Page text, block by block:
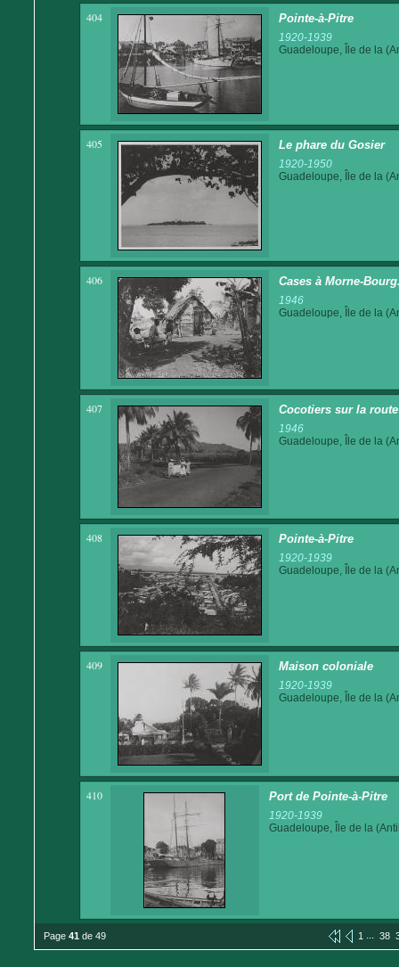
404 Pointe-à-Pitre
1920-1939
Guadeloupe, Île de la
405 Le phare du Gosier
1920-1950
Guadeloupe, Île de la
406 Cases à Morne-
1946
Guadeloupe, Île de la
407 Cocotiers sur la
1946
Guadeloupe, Île de la
408 Pointe-à-Pitre
1920-1939
Guadeloupe, Île de la
409 Maison coloniale
1920-1939
Guadeloupe, Île de la
410 Port de Pointe-à-Pitre
1920-1939
Guadeloupe, Île de la
Page 41 de 49 1 ... 38